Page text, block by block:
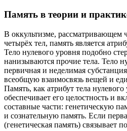
Память в теории и
В оккультизме, рассматривающем
четырёх тел, память является
Тело нулевого уровня подобно
нанизываются прочие тела. Тело
первичная и неделимая субстанция
всеобщую взаимосвязь вещей и
Память, как атрибут тела нулевого
обеспечивает его целостность и
составные части: генетическую
и сознательную память. Если
(генетическая память) связывает